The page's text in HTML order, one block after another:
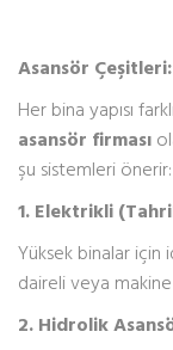
Asansör
Her bina yapısı
asansör firması
şu sistemleri önerir:
1. Elektrikli
Yüksek binalar için
daireli veya
2. Hidrolik